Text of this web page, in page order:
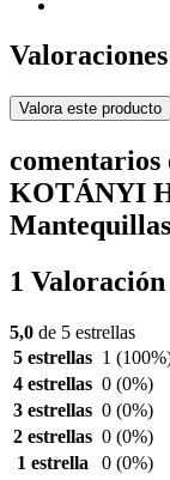
Valora este producto
comentarios
KOTÁNYI
Mantequillas
1
5,0 de 5 estrellas
5 estrellas 1
4 estrellas 0 (0%)
3 estrellas 0 (0%)
2 estrellas 0 (0%)
1 estrella
0 (0%)